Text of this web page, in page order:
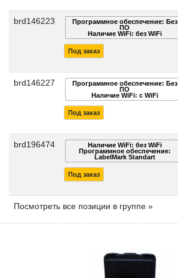
brd146223
Программное обеспечение: Без
ПО
Наличие WiFi: без WiFi
Под заказ
brd146227
Программное обеспечение: Без
ПО
Наличие WiFi: с WiFi
Под заказ
brd196474
Наличие WiFi: без WiFi
Программное обеспечение:
LabelMark Standart
Под заказ
Посмотреть все позиции в группе »